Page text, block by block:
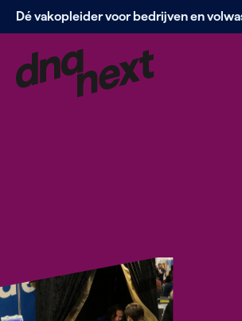
Navigatie
Dé vakopleider voor bedrijven en